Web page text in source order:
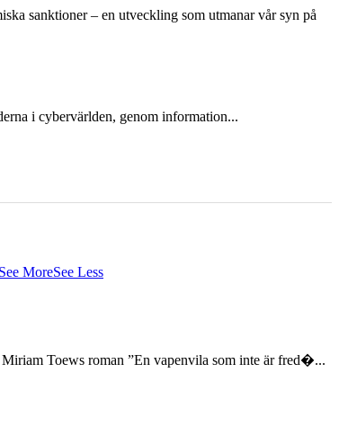
sanktioner – en utveckling som utmanar vår syn på
i cybervärlden, genom information...
See MoreSee Less
Toews roman ”En vapenvila som inte är fred�...